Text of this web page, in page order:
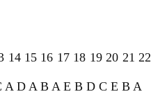
14 15 16 17 18 19 20 21 22
A D A B A E B D C E B A